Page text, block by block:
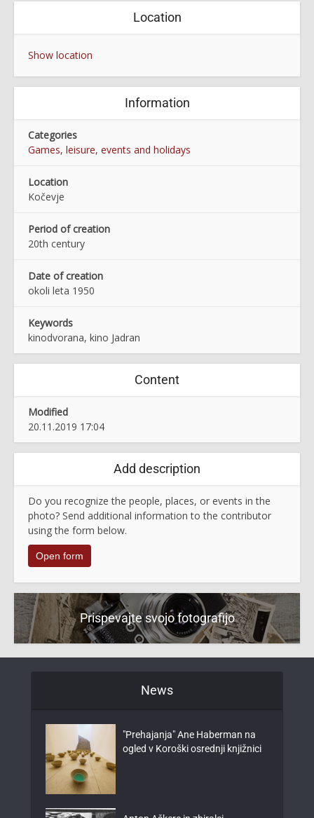
Location
Show location
Information
Categories
Games, leisure, events and holidays
Location
Kočevje
Period of creation
20th century
Date of creation
okoli leta 1950
Keywords
kinodvorana, kino Jadran
Content
Modified
20.11.2019 17:04
Add description
Do you recognize the people, places, or events in the
photo? Send additional information to the contributor
using the form below.
Open form
Prispevajte svojo fotografijo
News
"Prehajanja" Ane Haberman na
ogled v Koroški osrednji knjižnici